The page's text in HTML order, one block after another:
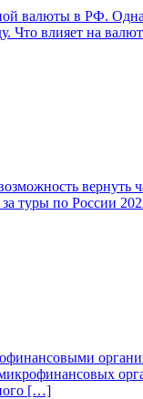
валюты в РФ.
Что влияет на
вернуть
по России
[…]